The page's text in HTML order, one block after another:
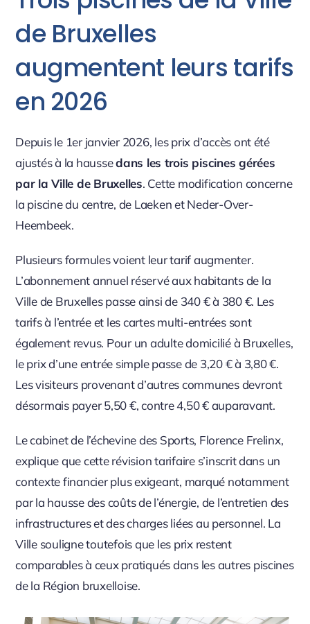
de Bruxelles
augmentent leurs tarifs
en 2026
Depuis le 1er janvier 2026, les prix d’accès ont été
ajustés à la haussedans les trois piscines gérées
par la Ville de Bruxelles. Cette modification concerne
la piscine du centre, de Laeken et Neder-Over-
Heembeek.
Plusieurs formules voient leur tarif augmenter.
L’abonnement annuel réservé aux habitants de la
Ville de Bruxelles passe ainsi de 340 € à 380 €. Les
tarifs à l’entrée et les cartes multi-entrées sont
également revus. Pour un adulte domicilié à Bruxelles,
le prix d’une entrée simple passe de 3,20 € à 3,80 €.
Les visiteurs provenant d’autres communes devront
désormais payer 5,50 €, contre 4,50 € auparavant.
Le cabinet de l’échevine des Sports, Florence Frelinx,
explique que cette révision tarifaire s’inscrit dans un
contexte financier plus exigeant, marqué notamment
par la hausse des coûts de l’énergie, de l’entretien des
infrastructures et des charges liées au personnel. La
Ville souligne toutefois que les prix restent
comparables à ceux pratiqués dans les autres piscines
de la Région bruxelloise.